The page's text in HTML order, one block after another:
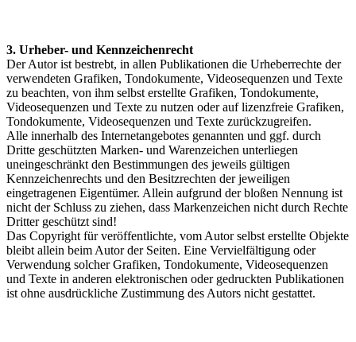
3. Urheber- und Kennzeichenrecht
Der Autor ist bestrebt, in allen Publikationen die Urheberrechte der
verwendeten Grafiken, Tondokumente, Videosequenzen und Texte
zu beachten, von ihm selbst erstellte Grafiken, Tondokumente,
Videosequenzen und Texte zu nutzen oder auf lizenzfreie Grafiken,
Tondokumente, Videosequenzen und Texte zurückzugreifen.
Alle innerhalb des Internetangebotes genannten und ggf. durch
Dritte geschützten Marken- und Warenzeichen unterliegen
uneingeschränkt den Bestimmungen des jeweils gültigen
Kennzeichenrechts und den Besitzrechten der jeweiligen
eingetragenen Eigentümer. Allein aufgrund der bloßen Nennung ist
nicht der Schluss zu ziehen, dass Markenzeichen nicht durch Rechte
Dritter geschützt sind!
Das Copyright für veröffentlichte, vom Autor selbst erstellte Objekte
bleibt allein beim Autor der Seiten. Eine Vervielfältigung oder
Verwendung solcher Grafiken, Tondokumente, Videosequenzen
und Texte in anderen elektronischen oder gedruckten Publikationen
ist ohne ausdrückliche Zustimmung des Autors nicht gestattet.